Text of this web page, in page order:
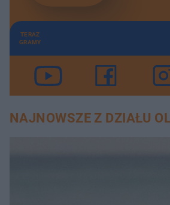
TERAZ
GRAMY
NAJNOWSZE Z DZIAŁU